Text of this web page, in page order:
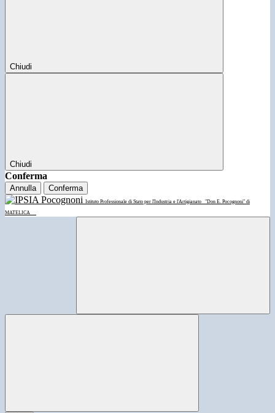
Chiudi
Chiudi
Conferma
Annulla Conferma
Istituto Professionale di Stato per l'Industria e l'Artigianato
"Don E. Pocognoni" di
MATELICA